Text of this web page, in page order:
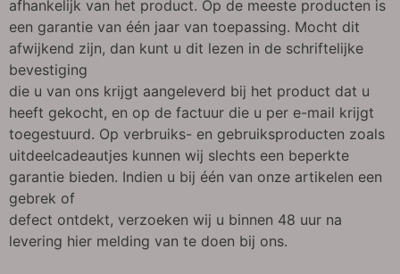
afhankelijk van het product. Op de meeste producten is
een garantie van één jaar van toepassing. Mocht dit
afwijkend zijn, dan kunt u dit lezen in de schriftelijke
bevestiging
die u van ons krijgt aangeleverd bij het product dat u
heeft gekocht, en op de factuur die u per e-mail krijgt
toegestuurd. Op verbruiks- en gebruiksproducten zoals
uitdeelcadeautjes kunnen wij slechts een beperkte
garantie bieden. Indien u bij één van onze artikelen een
gebrek of
defect ontdekt, verzoeken wij u binnen 48 uur na
levering hier melding van te doen bij ons.